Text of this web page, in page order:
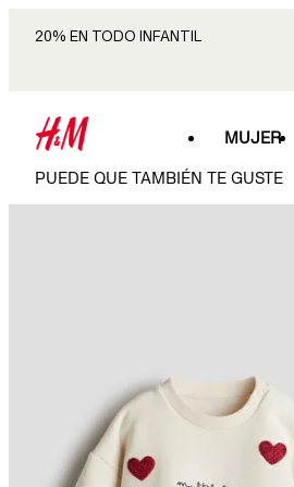
20% EN TODO INFANTIL
MUJER
PUEDE QUE TAMBIÉN TE GUSTE